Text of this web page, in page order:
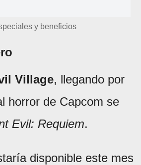
y beneficios
Village, llegando por
horror de Capcom se
Evil: Requiem.
disponible este mes